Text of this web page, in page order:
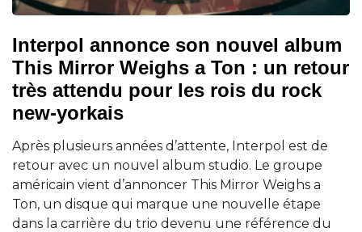
Interpol annonce son nouvel album
This Mirror Weighs a Ton : un retour
très attendu pour les rois du rock
new-yorkais
Après plusieurs années d’attente, Interpol est de
retour avec un nouvel album studio. Le groupe
américain vient d’annoncer This Mirror Weighs a
Ton, un disque qui marque une nouvelle étape
dans la carrière du trio devenu une référence du